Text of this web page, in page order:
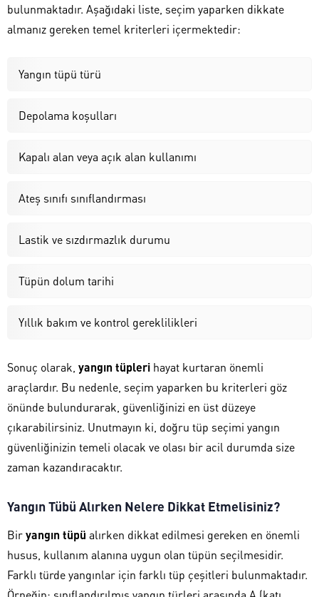
bulunmaktadır. Aşağıdaki liste, seçim yaparken dikkate
almanız gereken temel kriterleri içermektedir:
Yangın tüpü türü
Depolama koşulları
Kapalı alan veya açık alan kullanımı
Ateş sınıfı sınıflandırması
Lastik ve sızdırmazlık durumu
Tüpün dolum tarihi
Yıllık bakım ve kontrol gereklilikleri
Sonuç olarak, yangın tüpleri hayat kurtaran önemli
araçlardır. Bu nedenle, seçim yaparken bu kriterleri göz
önünde bulundurarak, güvenliğinizi en üst düzeye
çıkarabilirsiniz. Unutmayın ki, doğru tüp seçimi yangın
güvenliğinizin temeli olacak ve olası bir acil durumda size
zaman kazandıracaktır.
Yangın Tübü Alırken Nelere Dikkat Etmelisiniz?
Biryangın tüpü alırken dikkat edilmesi gereken en önemli
husus, kullanım alanına uygun olan tüpün seçilmesidir.
Farklı türde yangınlar için farklı tüp çeşitleri bulunmaktadır.